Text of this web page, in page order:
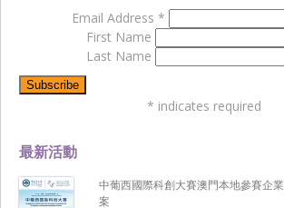
最新活動
中葡西國際科創大賽澳門本地參賽企
案
Email Address *
First Name
Last Name
* indicates required